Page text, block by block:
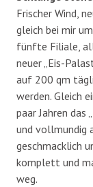
Frischer Wind,
gleich bei mir
fünfte Filiale,
neuer „Eis-
auf 200 qm
werden. Gleich
paar Jahren das „
und vollmundig
geschmacklich
komplett und
weg.